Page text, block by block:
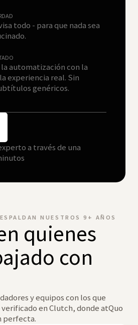
todo - para que nada sea
automatización con la
experiencia real. Sin
genéricos.
a través de una
NUESTROS 9+ AÑOS
quienes
con
y equipos con los que
en Clutch, donde atQuo
perfecta.